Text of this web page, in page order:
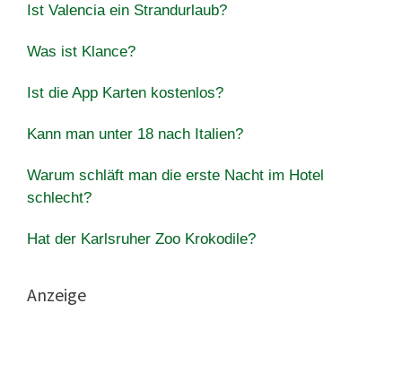
Ist Valencia ein Strandurlaub?
Was ist Klance?
Ist die App Karten kostenlos?
Kann man unter 18 nach Italien?
Warum schläft man die erste Nacht im Hotel
schlecht?
Hat der Karlsruher Zoo Krokodile?
Anzeige